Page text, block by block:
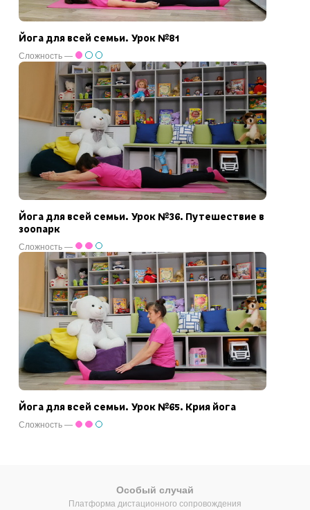
Йога для всей семьи. Урок №81
Сложность —
Йога для всей семьи. Урок №36. Путешествие в
зоопарк
Сложность —
Йога для всей семьи. Урок №65. Крия йога
Сложность —
Особый случай
Платформа дистационного сопровождения